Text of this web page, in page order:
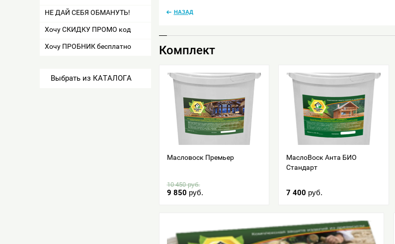
НЕ ДАЙ СЕБЯ ОБМАНУТЬ!
Хочу СКИДКУ ПРОМО код
Хочу ПРОБНИК бесплатно
Выбрать из КАТАЛОГА
НАЗАД
Комплект
Масловоск Премьер
10 450руб.
9 850 руб.
МаслоВоск Анта БИО
Стандарт
7 400 руб.